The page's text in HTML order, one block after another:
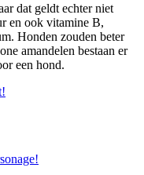
dat geldt echter niet
en ook vitamine B,
Honden zouden beter
amandelen bestaan er
een hond.